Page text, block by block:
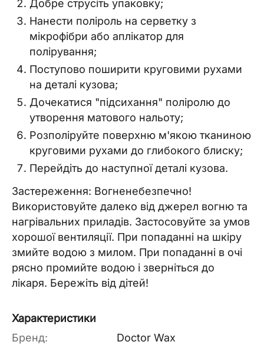
Добре струсіть упаковку;
Нанести поліроль на серветку з
мікрофібри або аплікатор для
полірування;
Поступово поширити круговими рухами
на деталі кузова;
Дочекатися "підсихання" поліролю до
утворення матового нальоту;
Розполіруйте поверхню м'якою тканиною
круговими рухами до глибокого блиску;
Перейдіть до наступної деталі кузова.
Застереження: Вогненебезпечно!
Використовуйте далеко від джерел вогню та
нагрівальних приладів. Застосовуйте за умов
хорошої вентиляції. При попаданні на шкіру
змийте водою з милом. При попаданні в очі
рясно промийте водою і зверніться до
лікаря. Бережіть від дітей!
Характеристики
Бренд:
Doctor Wax